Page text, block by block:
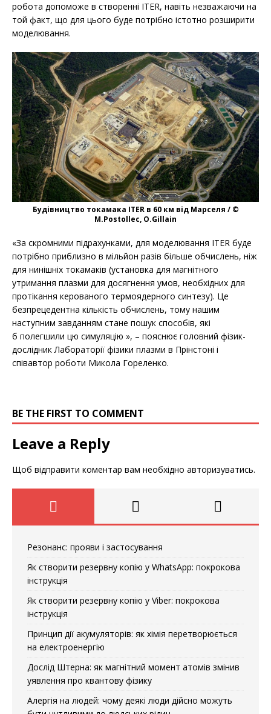
робота допоможе в створенні ITER, навіть незважаючи на
той факт, що для цього буде потрібно істотно розширити
моделювання.
Будівництво токамака ITER в 60 км від Марселя / ©
M.Postollec, O.Gillain
«За скромними підрахунками, для моделювання ITER буде
потрібно приблизно в мільйон разів більше обчислень, ніж
для нинішніх токамаків (установка для магнітного
утримання плазми для досягнення умов, необхідних для
протікання керованого термоядерного синтезу). Це
безпрецедентна кількість обчислень, тому нашим
наступним завданням стане пошук способів, які
б полегшили цю симуляцію », – пояснює головний фізик-
дослідник Лабораторії фізики плазми в Прінстоні і
співавтор роботи Микола Гореленко.
BE THE FIRST TO COMMENT
Leave a Reply
Щоб відправити коментар вам необхідно авторизуватись.
Резонанс: прояви і застосування
Як створити резервну копію у WhatsApp: покрокова
інструкція
Як створити резервну копію у Viber: покрокова
інструкція
Принцип дії акумуляторів: як хімія перетворюється
на електроенергію
Дослід Штерна: як магнітний момент атомів змінив
уявлення про квантову фізику
Алергія на людей: чому деякі люди дійсно можуть